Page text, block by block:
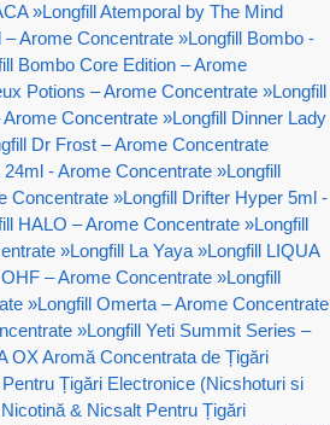
»Longfill Atemporal by The Mind
– Arome Concentrate »Longfill Bombo -
Bombo Core Edition – Arome
Potions – Arome Concentrate »Longfill
Concentrate »Longfill Dinner Lady
Dr Frost – Arome Concentrate
- Arome Concentrate »Longfill
Concentrate »Longfill Drifter Hyper 5ml -
HALO – Arome Concentrate »Longfill
»Longfill La Yaya »Longfill LIQUA
– Arome Concentrate »Longfill
»Longfill Omerta – Arome Concentrate
»Longfill Yeti Summit Series –
OX Aromă Concentrata de Țigări
Țigări Electronice (Nicshoturi si
& Nicsalt Pentru Țigări